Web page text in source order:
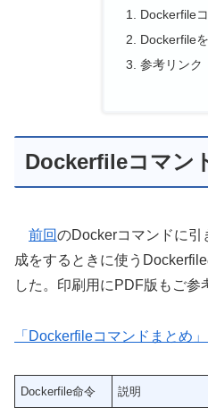
Dockerfile
Dockerfile
参考リンク
Dockerfileコマン
前回のDockerコマンドに
成をするときに使う
した。印刷用にPDF版もご参
「Dockerfileコマンドまとめ」
Dockerfile命令 説明